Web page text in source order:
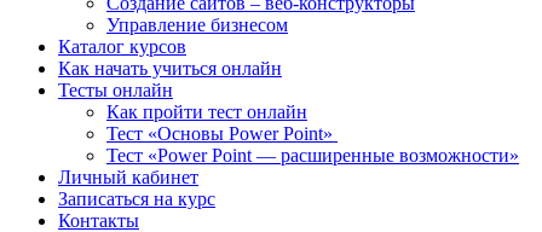
Управление бизнесом
Каталог курсов
Как начать учиться онлайн
Тесты онлайн
Как пройти тест онлайн
Тест «Основы Power Point»
Тест «Power Point — расширенные возможности»
Личный кабинет
Записаться на курс
Контакты